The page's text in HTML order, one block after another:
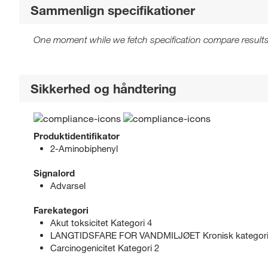
Sammenlign specifikationer
One moment while we fetch specification compare
Sikkerhed og håndtering
Produktidentifikator
2-Aminobiphenyl
Signalord
Advarsel
Farekategori
Akut toksicitet Kategori 4
LANGTIDSFARE FOR VANDMILJØET Kronisk
Carcinogenicitet Kategori 2